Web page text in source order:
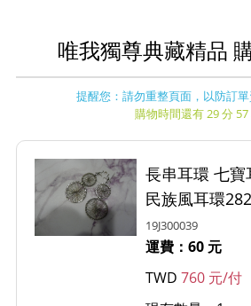
唯我獨尊典藏精品
提醒您：請勿重整頁面，以防訂
購物時間還有 29 分 57
長串耳環 七
民族風耳環282
19J300039
運費：60 元
TWD760 元/付